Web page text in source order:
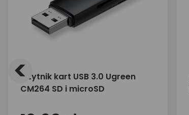
Czytnik kart USB 3.0 Ugreen
CM264 SD i microSD
<